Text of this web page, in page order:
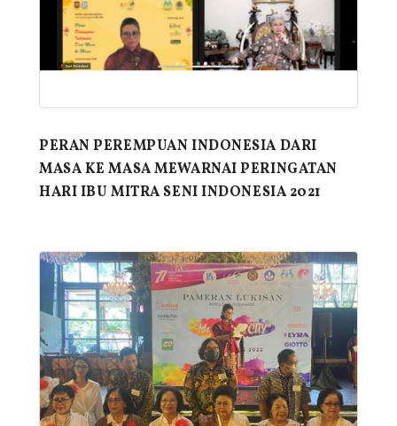
PERAN PEREMPUAN INDONESIA DARI
MASA KE MASA MEWARNAI PERINGATAN
HARI IBU MITRA SENI INDONESIA 2021